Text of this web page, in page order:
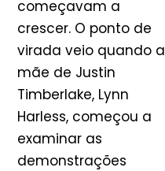
começavam a
crescer. O ponto de
virada veio quando a
mãe de Justin
Timberlake, Lynn
Harless, começou a
examinar as
demonstrações